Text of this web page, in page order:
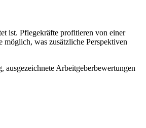
ist. Pflegekräfte profitieren von einer
was zusätzliche Perspektiven
Arbeitgeberbewertungen